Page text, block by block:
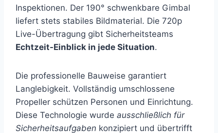
Inspektionen. Der 190° schwenkbare Gimbal
liefert stets stabiles Bildmaterial. Die 720p
Live-Übertragung gibt Sicherheitsteams
Echtzeit-Einblick in jede Situation.
Die professionelle Bauweise garantiert
Langlebigkeit. Vollständig umschlossene
Propeller schützen Personen und Einrichtung.
Diese Technologie wurde ausschließlich für
Sicherheitsaufgaben konzipiert und übertrifft